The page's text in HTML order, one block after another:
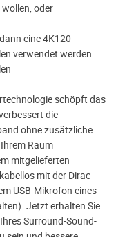
oder
eine 4K120-
verwendet werden.
schöpft das
die
ohne zusätzliche
Raum
mitgelieferten
mit der Dirac
USB-Mikrofon eines
Jetzt erhalten Sie
Surround-Sound-